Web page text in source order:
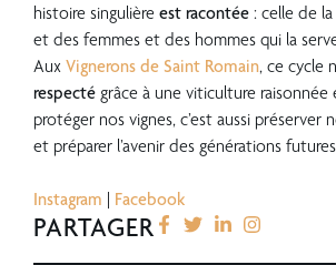
histoire singulière est racontée : celle de
et des femmes et des hommes qui la
Aux Vignerons de Saint Romain, ce cycle
respecté grâce à une viticulture raisonnée
protéger nos vignes, c’est aussi préserver
et préparer l’avenir des générations
Instagram
Facebook
PARTAGER